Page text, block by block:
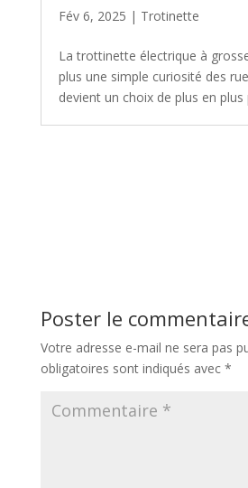
Fév 6, 2025 | Trotinette
La trottinette électrique à
plus une simple curiosité des
devient un choix de plus en plus
Poster le
Votre adresse e-mail ne sera pas
obligatoires sont indiqués avec *